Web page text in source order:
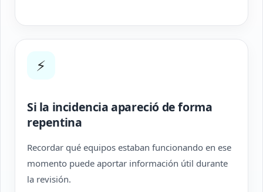
⚡
Si la incidencia apareció de forma
repentina
Recordar qué equipos estaban funcionando en ese
momento puede aportar información útil durante
la revisión.